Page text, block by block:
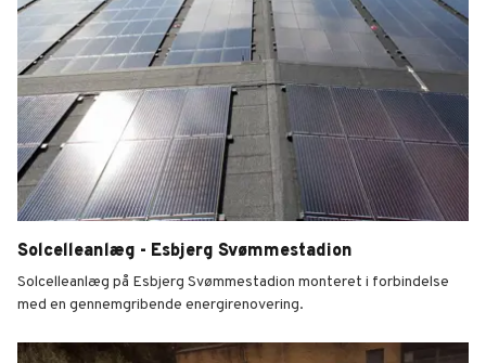
Solcelleanlæg - Esbjerg Svømmestadion
Solcelleanlæg på Esbjerg Svømmestadion monteret i forbindelse
med en gennemgribende energirenovering.
Esbjerg Svømmestadion